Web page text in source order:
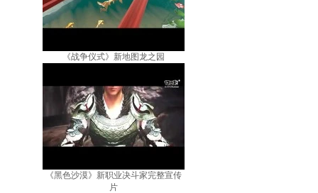
《战争仪式》新地图龙之园
《黑色沙漠》新职业决斗家完整宣传
片